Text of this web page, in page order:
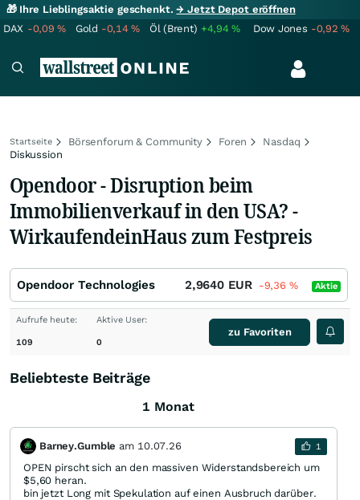
🎁 Ihre Lieblingsaktie geschenkt.→ Jetzt Depot eröffnen
DAX -0,09% Gold -0,14% Öl (Brent) +4,94% Dow Jones -0,92%
Startseite Börsenforum & Community Foren
Nasdaq
Diskussion
Opendoor - Disruption beim
Immobilienverkauf in den USA? -
WirkaufendeinHaus zum Festpreis
Opendoor Technologies 2,9640 EUR -9,36 % Aktie
Aufrufe heute:
109
Aktive User:
0
zu Favoriten
Beliebteste Beiträge
1 Monat
Barney.Gumble am 10.07.26 1
OPEN pirscht sich an den massiven Widerstandsbereich um
$5,60 heran.
bin jetzt Long mit Spekulation auf einen Ausbruch darüber.